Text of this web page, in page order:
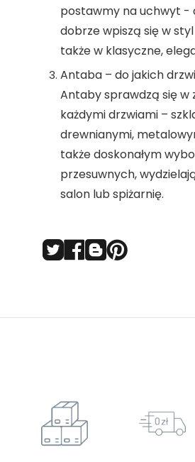
postawmy na uchwyt -
dobrze wpiszą się w
także w klasyczne,
Antaba – do jakich
Antaby sprawdzą się w
każdymi drzwiami –
drewnianymi,
także doskonałym
przesuwnych,
salon lub spiżarnię.